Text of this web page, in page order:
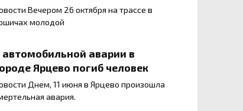
Вечером 26 октября на трассе в
молодой
автомобильной аварии в
Ярцево погиб человек
Днем, 11 июня в Ярцево произошла
авария.